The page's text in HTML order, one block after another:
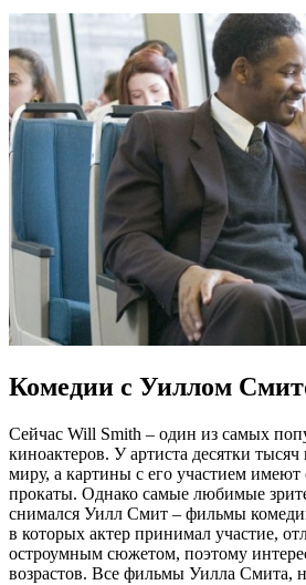
Комедии с Уиллом
Сейчас Will Smith – один из самых
киноактеров. У артиста десятки
миру, а картины с его участием
прокаты. Однако самые любимые
снимался Уилл Смит – фильмы
в которых актер принимал участие,
остроумным сюжетом, поэтому
возрастов. Все фильмы Уилла Смита,